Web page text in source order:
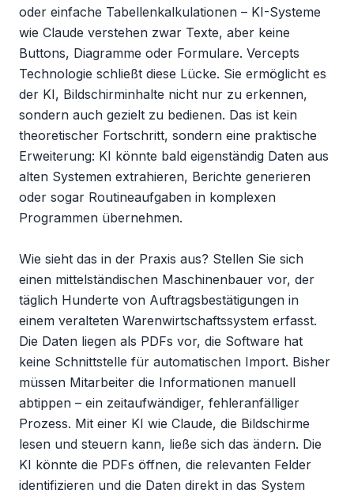
oder einfache Tabellenkalkulationen – KI-Systeme
wie Claude verstehen zwar Texte, aber keine
Buttons, Diagramme oder Formulare. Vercepts
Technologie schließt diese Lücke. Sie ermöglicht es
der KI, Bildschirminhalte nicht nur zu erkennen,
sondern auch gezielt zu bedienen. Das ist kein
theoretischer Fortschritt, sondern eine praktische
Erweiterung: KI könnte bald eigenständig Daten aus
alten Systemen extrahieren, Berichte generieren
oder sogar Routineaufgaben in komplexen
Programmen übernehmen.
Wie sieht das in der Praxis aus? Stellen Sie sich
einen mittelständischen Maschinenbauer vor, der
täglich Hunderte von Auftragsbestätigungen in
einem veralteten Warenwirtschaftssystem erfasst.
Die Daten liegen als PDFs vor, die Software hat
keine Schnittstelle für automatischen Import. Bisher
müssen Mitarbeiter die Informationen manuell
abtippen – ein zeitaufwändiger, fehleranfälliger
Prozess. Mit einer KI wie Claude, die Bildschirme
lesen und steuern kann, ließe sich das ändern. Die
KI könnte die PDFs öffnen, die relevanten Felder
identifizieren und die Daten direkt in das System